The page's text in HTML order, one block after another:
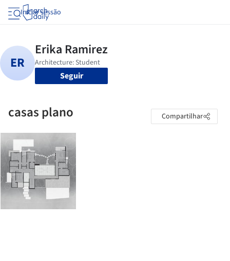
Iniciar sessão
Seguir
casas plano Compartilhar